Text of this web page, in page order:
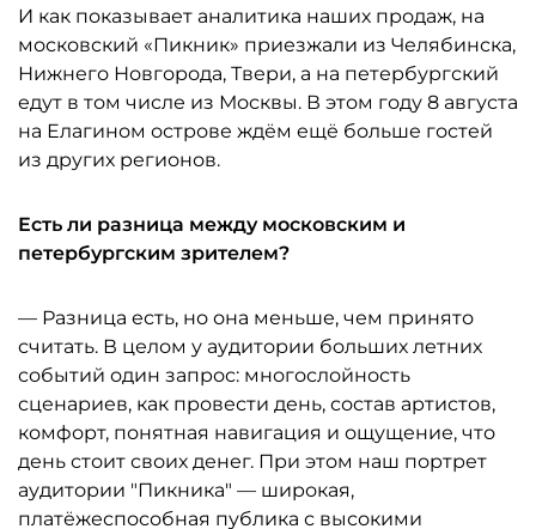
И как показывает аналитика наших продаж, на
московский «Пикник» приезжали из Челябинска,
Нижнего Новгорода, Твери, а на петербургский
едут в том числе из Москвы. В этом году 8 августа
на Елагином острове ждём ещё больше гостей
из других регионов.
Есть ли разница между московским и
петербургским зрителем?
— Разница есть, но она меньше, чем принято
считать. В целом у аудитории больших летних
событий один запрос: многослойность
сценариев, как провести день, состав артистов,
комфорт, понятная навигация и ощущение, что
день стоит своих денег. При этом наш портрет
аудитории "Пикника" — широкая,
платёжеспособная публика с высокими